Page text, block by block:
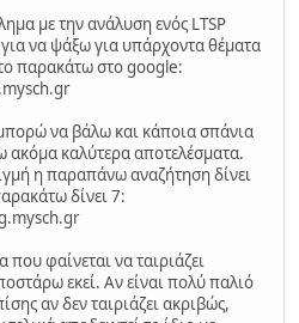
με την ανάλυση ενός LTSP
να ψάξω για υπάρχοντα θέματα
παρακάτω στο google:
να βάλω και κάποια σπάνια
ακόμα καλύτερα αποτελέσματα.
η παραπάνω αναζήτηση δίνει
δίνει 7:
φαίνεται να ταιριάζει
εκεί. Αν είναι πολύ παλιό
αν δεν ταιριάζει ακριβώς,